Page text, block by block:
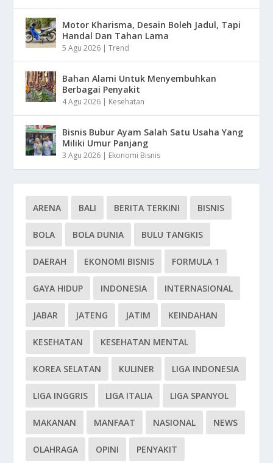
Motor Kharisma, Desain Boleh Jadul, Tapi
Handal Dan Tahan Lama
5 Agu 2026 |Trend
Bahan Alami Untuk Menyembuhkan
Berbagai Penyakit
4 Agu 2026 | Kesehatan
Bisnis Bubur Ayam Salah Satu Usaha Yang
Miliki Umur Panjang
3 Agu 2026 | Ekonomi Bisnis
ARENA BALI BERITA TERKINI BISNIS
BOLA BOLA DUNIA BULU TANGKIS
DAERAH EKONOMI BISNIS FORMULA 1
GAYA HIDUP INDONESIA INTERNASIONAL
JABAR JATENG JATIM KEINDAHAN
KESEHATAN KESEHATAN MENTAL
KOREA SELATAN KULINER LIGA INDONESIA
LIGA INGGRIS LIGA ITALIA LIGA SPANYOL
MAKANAN MANFAAT NASIONAL NEWS
OLAHRAGA OPINI PENYAKIT